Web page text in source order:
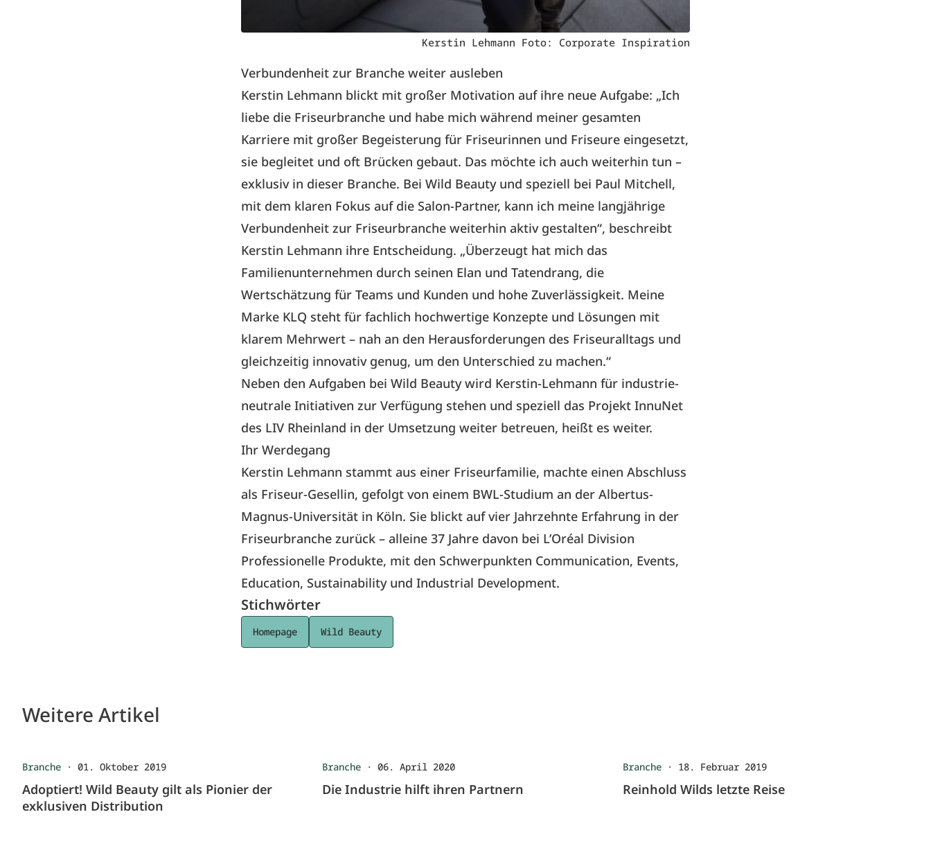
Kerstin Lehmann Foto: Corporate Inspiration
Verbundenheit zur Branche weiter ausleben
Kerstin Lehmann blickt mit großer Motivation auf ihre neue Aufgabe: „Ich
liebe die Friseurbranche und habe mich während meiner gesamten
Karriere mit großer Begeisterung für Friseurinnen und Friseure eingesetzt,
sie begleitet und oft Brücken gebaut. Das möchte ich auch weiterhin tun –
exklusiv in dieser Branche. Bei Wild Beauty und speziell bei Paul Mitchell,
mit dem klaren Fokus auf die Salon-Partner, kann ich meine langjährige
Verbundenheit zur Friseurbranche weiterhin aktiv gestalten“, beschreibt
Kerstin Lehmann ihre Entscheidung. „Überzeugt hat mich das
Familienunternehmen durch seinen Elan und Tatendrang, die
Wertschätzung für Teams und Kunden und hohe Zuverlässigkeit. Meine
Marke KLQ steht für fachlich hochwertige Konzepte und Lösungen mit
klarem Mehrwert – nah an den Herausforderungen des Friseuralltags und
gleichzeitig innovativ genug, um den Unterschied zu machen.“
Neben den Aufgaben bei Wild Beauty wird Kerstin-Lehmann für industrie-
neutrale Initiativen zur Verfügung stehen und speziell das Projekt InnuNet
des LIV Rheinland in der Umsetzung weiter betreuen, heißt es weiter.
Ihr Werdegang
Kerstin Lehmann stammt aus einer Friseurfamilie, machte einen Abschluss
als Friseur-Gesellin, gefolgt von einem BWL-Studium an der Albertus-
Magnus-Universität in Köln. Sie blickt auf vier Jahrzehnte Erfahrung in der
Friseurbranche zurück – alleine 37 Jahre davon bei L’Oréal Division
Professionelle Produkte, mit den Schwerpunkten Communication, Events,
Education, Sustainability und Industrial Development.
Stichwörter
Homepage Wild Beauty
Weitere Artikel
Branche · 01. Oktober 2019
Adoptiert! Wild Beauty gilt als Pionier der
exklusiven Distribution
Branche ·06. April 2020
Die Industrie hilft ihren Partnern
Branche· 18. Februar 2019
Reinhold Wilds letzte Reise